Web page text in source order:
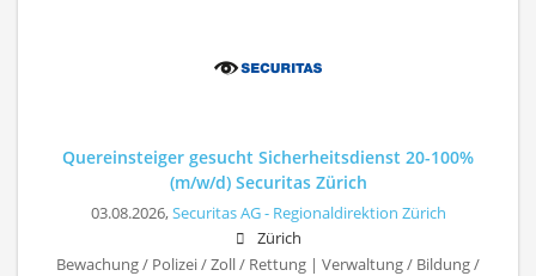
Quereinsteiger gesucht Sicherheitsdienst 20-100%
(m/w/d) Securitas Zürich
03.08.2026,Securitas AG - Regionaldirektion Zürich
Zürich
Bewachung / Polizei / Zoll / Rettung | Verwaltung / Bildung /